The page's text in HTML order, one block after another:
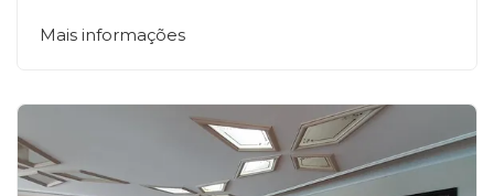
Mais informações